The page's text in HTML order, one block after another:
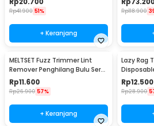
Rp41.900 51%
+ Keranjang
Rp118.900
MELTSET Fuzz Trimmer Lint
Remover Penghilang Bulu Serat
Kain - CV8805
Rp11.600
Rp26.900 57%
+ Keranjang
Lazy Rag
1 Roll (50
Rp12.500
Rp28.900